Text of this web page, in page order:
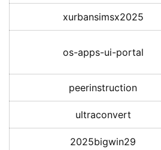
xurbansimsx2025
os-apps-ui-portal
peerinstruction
ultraconvert
2025bigwin29